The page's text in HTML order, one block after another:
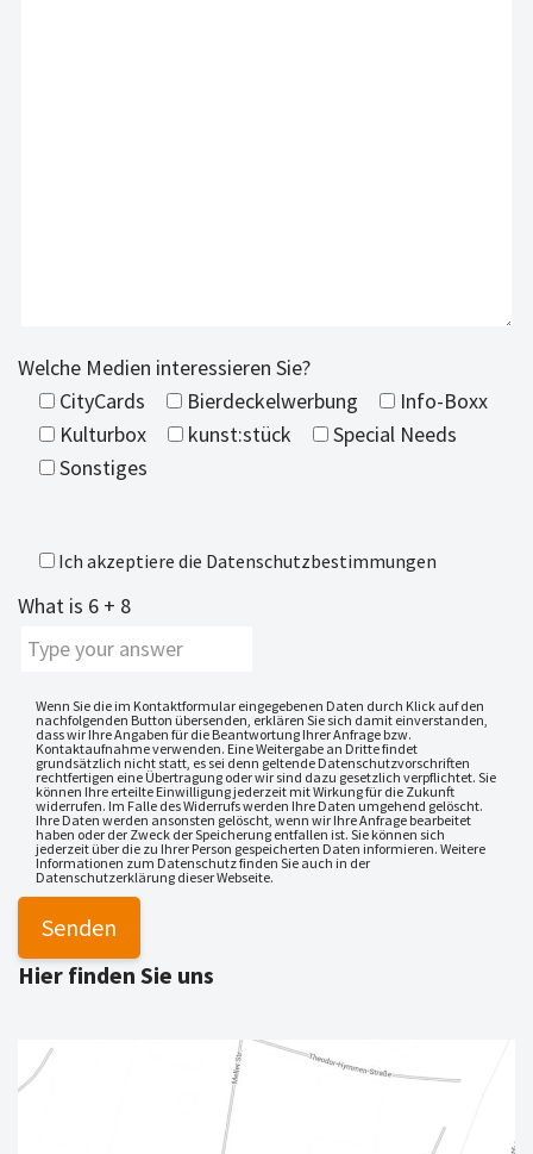
Welche Medien interessieren Sie?
CityCards
Bierdeckelwerbung
Info-Boxx
Kulturbox
kunst:stück
Special Needs
Sonstiges
Ich akzeptiere die Datenschutzbestimmungen
What is 6 + 8
Wenn Sie die im Kontaktformular eingegebenen Daten durch Klick auf den
nachfolgenden Button übersenden, erklären Sie sich damit einverstanden,
dass wir Ihre Angaben für die Beantwortung Ihrer Anfrage bzw.
Kontaktaufnahme verwenden. Eine Weitergabe an Dritte findet
grundsätzlich nicht statt, es sei denn geltende Datenschutzvorschriften
rechtfertigen eine Übertragung oder wir sind dazu gesetzlich verpflichtet. Sie
können Ihre erteilte Einwilligung jederzeit mit Wirkung für die Zukunft
widerrufen. Im Falle des Widerrufs werden Ihre Daten umgehend gelöscht.
Ihre Daten werden ansonsten gelöscht, wenn wir Ihre Anfrage bearbeitet
haben oder der Zweck der Speicherung entfallen ist. Sie können sich
jederzeit über die zu Ihrer Person gespeicherten Daten informieren. Weitere
Informationen zum Datenschutz finden Sie auch in der
Datenschutzerklärung dieser Webseite.
Hier finden Sie uns